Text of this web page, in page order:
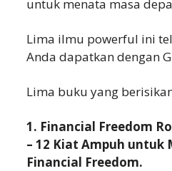
untuk menata masa
Lima ilmu powerful ini
Anda dapatkan dengan
Lima buku yang
1. Financial Freedom
– 12 Kiat Ampuh untuk
Financial Freedom.